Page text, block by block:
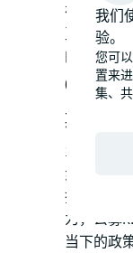
在租赁住
互相配合
的良性发
03.市场
期
12月8日
步扩大
拓展到市
为，公募
当下的政
我们
验。
您可
置来
集、